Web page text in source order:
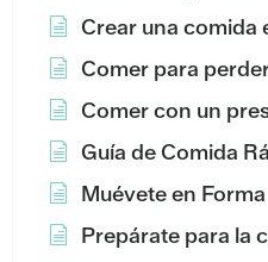
Crear una comida
Comer para
Comer con un
Guía de Comida
Muévete en Forma
Prepárate para la